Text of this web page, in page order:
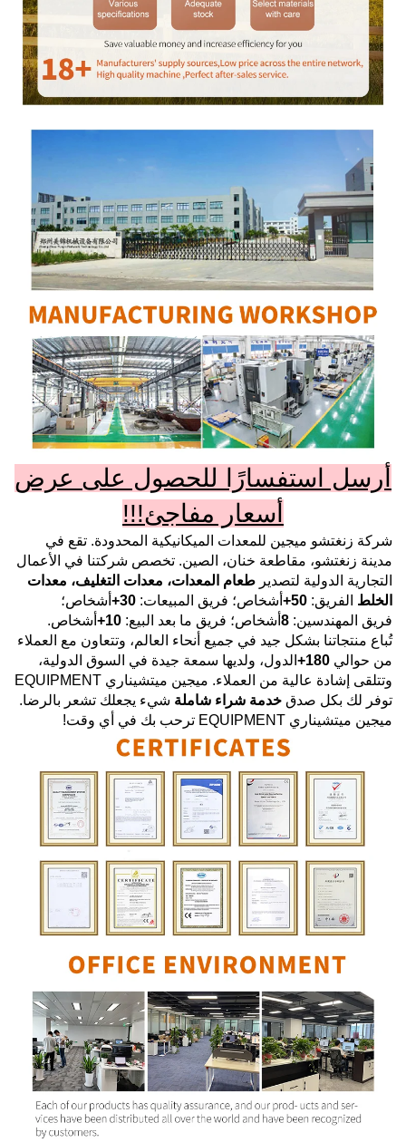
أرسل استفسارًا للحصول على عرض
أسعار مفاجئ!!!
شركة زنغتشو ميجين للمعدات الميكانيكية المحدودة. تقع في
مدينة زنغتشو، مقاطعة خنان، الصين. تخصص شركتنا في الأعمال
التجارية الدولية لتصدير طعام المعدات، معدات التغليف، معدات
الخلط الفريق: 50+ أشخاص؛ فريق المبيعات: 30+
أشخاص؛
فريق المهندسين: 8 أشخاص؛ فريق ما بعد البيع: 10+
أشخاص.
تُباع منتجاتنا بشكل جيد في جميع أنحاء العالم، وتتعاون مع العملاء
من حوالي 180+
الدول، ولديها سمعة جيدة في السوق الدولية،
وتتلقى إشادة عالية من العملاء. ميجين ميتشيناري EQUIPMENT
توفر لك بكل صدق خدمة شراء شاملة شيء يجعلك تشعر بالرضا.
ميجين ميتشيناري EQUIPMENT
ترحب بك في أي وقت!